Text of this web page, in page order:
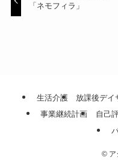
「ネモフィラ」
生活介護 放課後デイ
事業継続計画
自己
©ア